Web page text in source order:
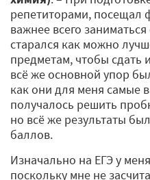
репетиторами, посещал
важнее всего
старался как можно
предметам, чтобы сдать
всё же основной упор
как они для меня самые
получалось решить
но всё же результаты
баллов.
Изначально на ЕГЭ у
поскольку мне не